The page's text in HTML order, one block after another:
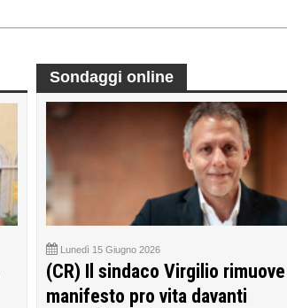
Sondaggi online
Lunedì 15 Giugno 2026
(CR) Il sindaco Virgilio rimuove
manifesto pro vita davanti